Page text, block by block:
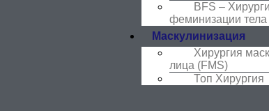
BFS –
феминизации тела
Маскулинизация
Хирургия
лица (FMS)
Топ Хирургия